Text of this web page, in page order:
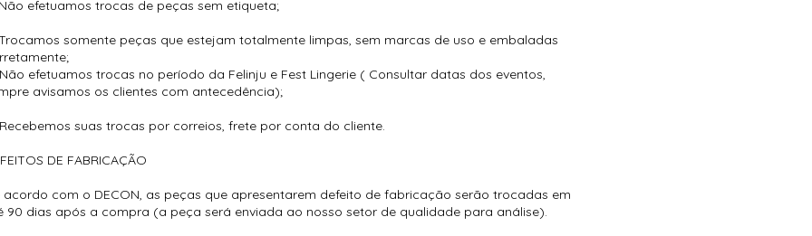
efetuamos trocas de peças sem etiqueta;
somente peças que estejam totalmente limpas, sem marcas de uso e embaladas
efetuamos trocas no período da Felinju e Fest Lingerie ( Consultar datas dos eventos,
avisamos os clientes com antecedência);
suas trocas por correios, frete por conta do cliente.
DE FABRICAÇÃO
acordo com o DECON, as peças que apresentarem defeito de fabricação serão trocadas em
90 dias após a compra (a peça será enviada ao nosso setor de qualidade para análise).